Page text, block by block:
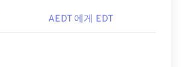
AEDT 에게 EDT